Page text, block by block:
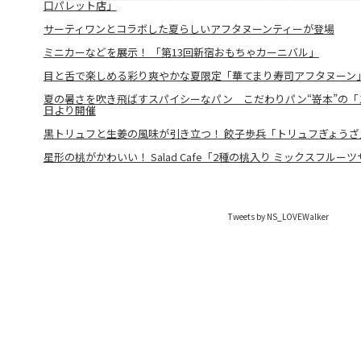
口パレット店」
サーティワンとコラボした夏らしいアフタヌーンティーが登場
ミニカーなどを展示！ 「第13回新宿おもちゃカーニバル」
目と舌で楽しめる彩り爽やかな夏限定「華てまり寿司アフタヌーン」
夏の暑さを吹き飛ばすスパイシーなパン こだわりパン“嵜本”の「
日より開催
黒トリュフと生姜の風味が引き立つ！ 餃子歩兵「トリュフぎょうざ
星形の桃がかわいい！ Salad Cafe「2種の桃入り ミックスフルーツ
Tweets by NS_LOVEWalker